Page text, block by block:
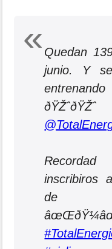
Quedan
junio. Y
inscribiros
de